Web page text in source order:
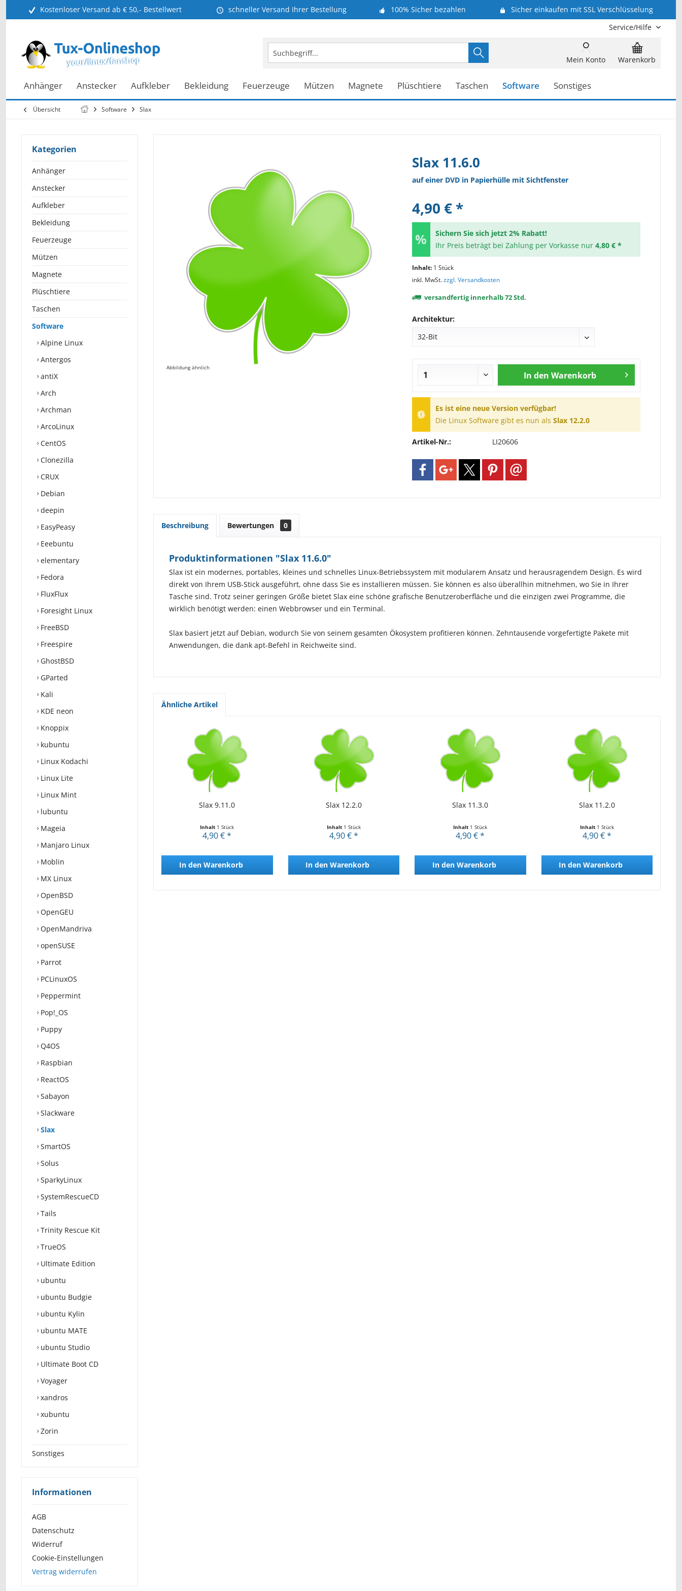
Kostenloser Versand ab € 50,- Bestellwert schneller Versand Ihrer Bestellung 100% Sicher bezahlen
Sicher einkaufen mit SSL Verschlüsselung
Service/Hilfe
Warenkorb
Mein Konto
Anhänger Anstecker Aufkleber Bekleidung Feuerzeuge Mützen Magnete Plüschtiere Taschen Software Sonstiges
Übersicht Software Slax
Kategorien
Anhänger
Anstecker
Aufkleber
Bekleidung
Feuerzeuge
Mützen
Magnete
Plüschtiere
Taschen
Software
Alpine Linux
Antergos
antiX
Arch
Archman
ArcoLinux
CentOS
Clonezilla
CRUX
Debian
deepin
EasyPeasy
Eeebuntu
elementary
Fedora
FluxFlux
Foresight Linux
FreeBSD
Freespire
GhostBSD
GParted
Kali
KDE neon
Knoppix
kubuntu
Linux Kodachi
Linux Lite
Linux Mint
lubuntu
Mageia
Manjaro Linux
Moblin
MX Linux
OpenBSD
OpenGEU
OpenMandriva
openSUSE
Parrot
PCLinuxOS
Peppermint
Pop!_OS
Puppy
Q4OS
Raspbian
ReactOS
Sabayon
Slackware
Slax
SmartOS
Solus
SparkyLinux
SystemRescueCD
Tails
Trinity Rescue Kit
TrueOS
Ultimate Edition
ubuntu
ubuntu Budgie
ubuntu Kylin
ubuntu MATE
ubuntu Studio
Ultimate Boot CD
Voyager
xandros
xubuntu
Zorin
Sonstiges
Informationen
AGB
Datenschutz
Widerruf
Cookie-Einstellungen
Vertrag widerrufen
Abbildung ähnlich
Slax 11.6.0
auf einer DVD in Papierhülle mit Sichtfenster
4,90 € *
Sichern Sie sich jetzt 2% Rabatt!
Ihr Preis beträgt bei Zahlung per Vorkasse nur 4,80 € *
Inhalt: 1 Stück
inkl. MwSt.zzgl. Versandkosten
versandfertig innerhalb 72 Std.
Architektur:
In den Warenkorb
Es ist eine neue Version verfügbar!
Die Linux Software gibt es nun als Slax 12.2.0
Artikel-Nr.: LI20606
Beschreibung Bewertungen 0
Produktinformationen "Slax 11.6.0"
Slax ist ein modernes, portables, kleines und schnelles Linux-Betriebssystem mit modularem Ansatz und herausragendem Design. Es wird
direkt von Ihrem USB-Stick ausgeführt, ohne dass Sie es installieren müssen. Sie können es also überallhin mitnehmen, wo Sie in Ihrer
Tasche sind. Trotz seiner geringen Größe bietet Slax eine schöne grafische Benutzeroberfläche und die einzigen zwei Programme, die
wirklich benötigt werden: einen Webbrowser und ein Terminal.
Slax basiert jetzt auf Debian, wodurch Sie von seinem gesamten Ökosystem profitieren können. Zehntausende vorgefertigte Pakete mit
Anwendungen, die dank apt-Befehl in Reichweite sind.
Ähnliche Artikel
Slax 9.11.0
Inhalt 1 Stück
4,90 € *
In den Warenkorb
Slax 12.2.0
Inhalt 1 Stück
4,90 € *
In den Warenkorb
Slax 11.3.0
Inhalt 1 Stück
4,90 € *
In den Warenkorb
Slax 11.2.0
Inhalt 1 Stück
4,90 € *
In den Warenkorb